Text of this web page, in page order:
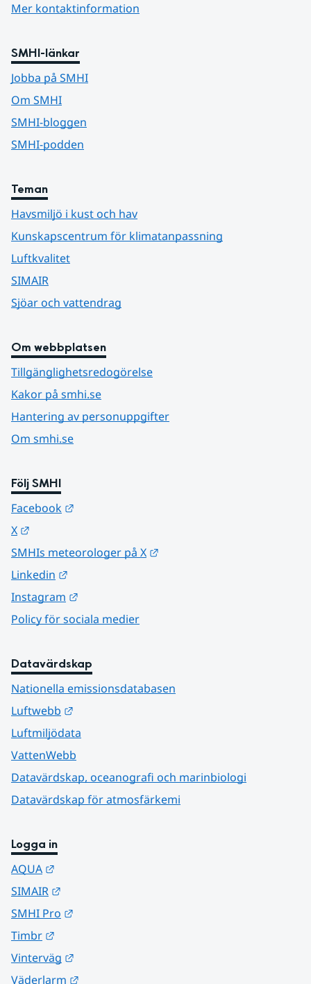
Mer kontaktinformation
SMHI-länkar
Jobba på SMHI
Om SMHI
SMHI-bloggen
SMHI-podden
Teman
Havsmiljö i kust och hav
Kunskapscentrum för klimatanpassning
Luftkvalitet
SIMAIR
Sjöar och vattendrag
Om webbplatsen
Tillgänglighetsredogörelse
Kakor på smhi.se
Hantering av personuppgifter
Om smhi.se
Följ SMHI
Facebook
X
SMHIs meteorologer på X
Linkedin
Instagram
Policy för sociala medier
Datavärdskap
Nationella emissionsdatabasen
Luftwebb
Luftmiljödata
VattenWebb
Datavärdskap, oceanografi och marinbiologi
Datavärdskap för atmosfärkemi
Logga in
AQUA
SIMAIR
SMHI Pro
Timbr
Vinterväg
Väderlarm